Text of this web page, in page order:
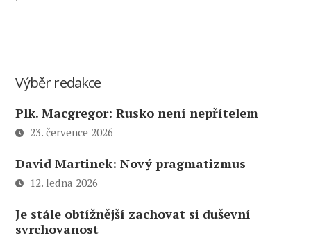
Výběr redakce
Plk. Macgregor: Rusko není nepřítelem
23. července 2026
David Martinek: Nový pragmatizmus
12. ledna 2026
Je stále obtížnější zachovat si duševní
svrchovanost